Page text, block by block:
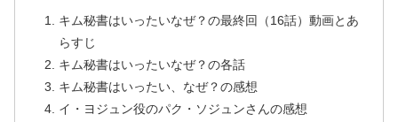
キム秘書はいったいなぜ？の最終回（16話）動画とあ
らすじ
キム秘書はいったいなぜ？の各話
キム秘書はいったい、なぜ？の感想
イ・ヨジュン役のパク・ソジュンさんの感想